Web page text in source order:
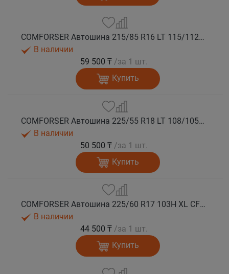
COMFORSER Автошина 215/85 R16 LT 115/112R CF1100 10PR RWL лето
В наличии
59 500 ₸ /за 1 шт.
Купить
COMFORSER Автошина 225/55 R18 LT 108/105S CF1100 8PR RWL лето
В наличии
50 500 ₸ /за 1 шт.
Купить
COMFORSER Автошина 225/60 R17 103H XL CF1100 RWL лето
В наличии
44 500 ₸ /за 1 шт.
Купить